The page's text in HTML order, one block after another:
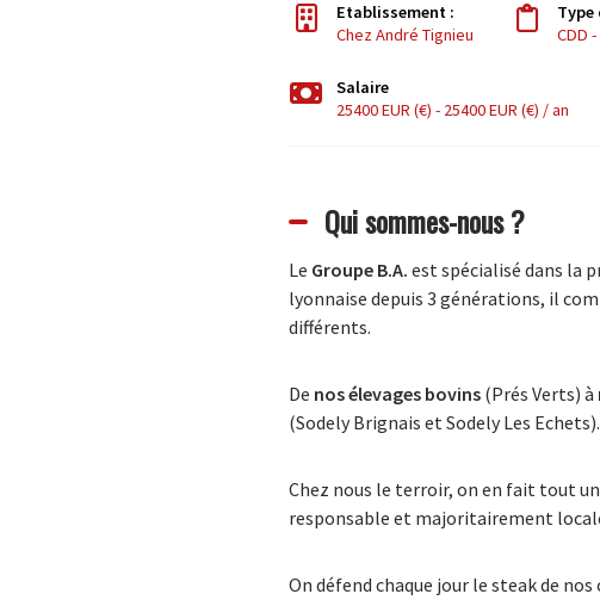
Etablissement :
Chez André Tignieu
Type
CDD
Salaire
25400 EUR (€) - 25400 EUR (€) / an
Qui sommes-nous ?
Le Groupe B.A. est spécialisé dans la
lyonnaise depuis 3 générations, il
différents.
De nos élevages bovins(Prés Verts) à
(Sodely Brignais et Sodely Les Echets).
Chez nous le terroir, on en fait tout
responsable et majoritairement
On défend chaque jour le steak de